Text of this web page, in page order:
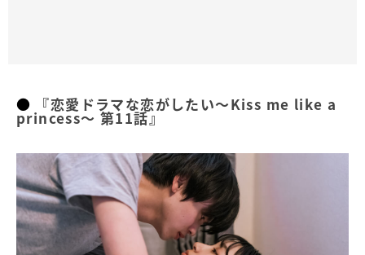
『恋愛ドラマな恋がしたい～Kiss me like a
princess～ 第11話』